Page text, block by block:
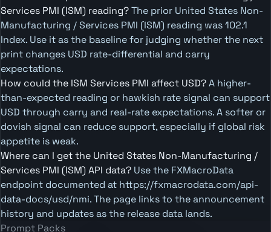
Services PMI (ISM) reading?The prior United States Non-
Manufacturing / Services PMI (ISM) reading was 102.1
Index. Use it as the baseline for judging whether the next
print changes USD rate-differential and carry
expectations.
How could the ISM Services PMI affect USD?A higher-
than-expected reading or hawkish rate signal can support
USD through carry and real-rate expectations. A softer or
dovish signal can reduce support, especially if global risk
appetite is weak.
Where can I get the United States Non-Manufacturing /
Services PMI (ISM) API data? Use the FXMacroData
endpoint documented at https://fxmacrodata.com/api-
data-docs/usd/nmi. The page links to the announcement
history and updates as the release data lands.
Prompt Packs